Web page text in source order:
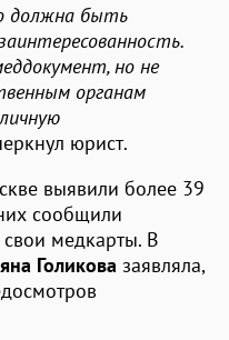
должна быть
но не
органам
юрист.
выявили более 39
сообщили
медкарты. В
Голикова заявляла,